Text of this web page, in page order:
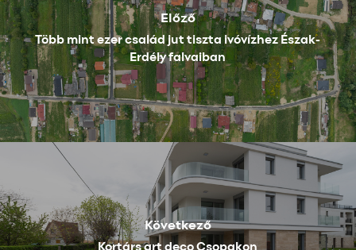
Előző
Több mint ezer család jut tiszta ivóvízhez Észak-
Erdély falvaiban
Következő
Kortárs art deco Csopakon